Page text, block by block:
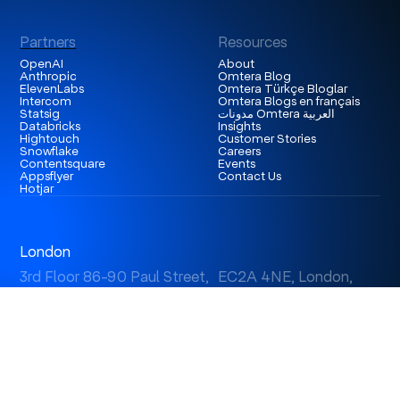
Partners
OpenAI
Anthropic
ElevenLabs
Intercom
Statsig
Databricks
Hightouch
Snowflake
Contentsquare
Appsflyer
Hotjar
Resources
About
Omtera Blog
Omtera Türkçe Bloglar
Omtera Blogs en français
مدونات Omtera العربية
Insights
Customer Stories
Careers
Events
Contact Us
London
3rd Floor 86-90 Paul Street, EC2A 4NE, London,